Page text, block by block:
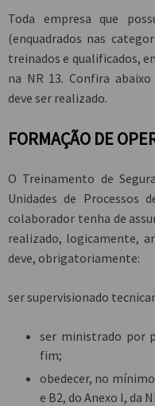
Toda empresa que
(enquadrados nas
treinados e qualificados,
na NR 13. Confira
deve ser realizado.
FORMAÇÃO DE
O Treinamento de
Unidades de Processos
colaborador tenha de
realizado, logicamente,
deve, obrigatoriamente:
ser supervisionado
ser ministrado por
fim;
obedecer, no
e B2, do Anexo I, da